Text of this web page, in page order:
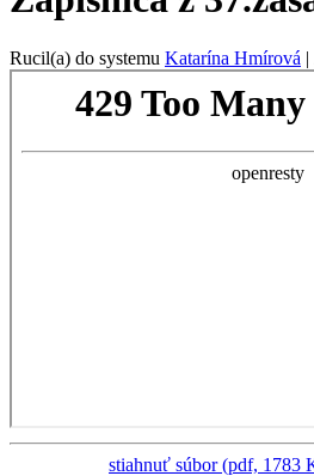
Rucil(a) do systemu Katarína Hmírová |
stiahnuť súbor (pdf, 1783